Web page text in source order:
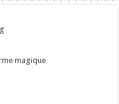
magique